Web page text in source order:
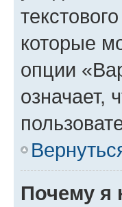
которые
опции
означает,
Почему я